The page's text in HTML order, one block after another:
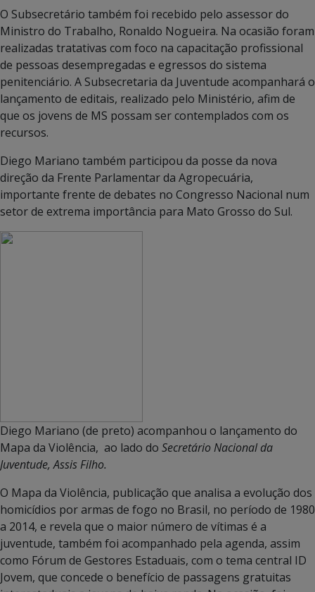
O Subsecretário também foi recebido pelo assessor do
Ministro do Trabalho, Ronaldo Nogueira. Na ocasião foram
realizadas tratativas com foco na capacitação profissional
de pessoas desempregadas e egressos do sistema
penitenciário. A Subsecretaria da Juventude acompanhará o
lançamento de editais, realizado pelo Ministério, afim de
que os jovens de MS possam ser contemplados com os
recursos.
Diego Mariano também participou da posse da nova
direção da Frente Parlamentar da Agropecuária,
importante frente de debates no Congresso Nacional num
setor de extrema importância para Mato Grosso do Sul.
Diego Mariano (de preto) acompanhou o lançamento do
Mapa da Violência, ao lado do Secretário Nacional da
Juventude, Assis Filho.
O Mapa da Violência, publicação que analisa a evolução dos
homicídios por armas de fogo no Brasil, no período de 1980
a 2014, e revela que o maior número de vítimas é a
juventude, também foi acompanhado pela agenda, assim
como Fórum de Gestores Estaduais, com o tema central ID
Jovem, que concede o benefício de passagens gratuitas